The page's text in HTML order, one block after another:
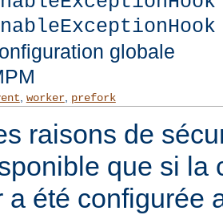
globale
worker, prefork
raisons de
que si la
a été configurée